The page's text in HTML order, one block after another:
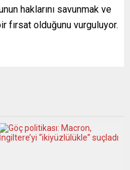
haklarını savunmak ve
fırsat olduğunu vurguluyor.